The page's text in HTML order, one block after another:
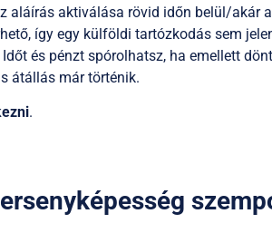
aláírás aktiválása rövid időn belül/akár
így egy külföldi tartózkodás sem
és pénzt spórolhatsz, ha emellett
átállás már történik.
.